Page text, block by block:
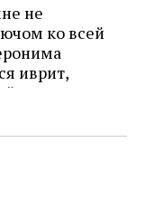
не
ко всей
иврит,
смысл и
и
как